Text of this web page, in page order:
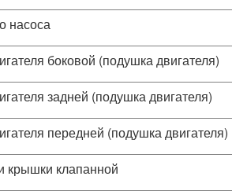
насоса
боковой (подушка двигателя)
задней (подушка двигателя)
передней (подушка двигателя)
крышки клапанной